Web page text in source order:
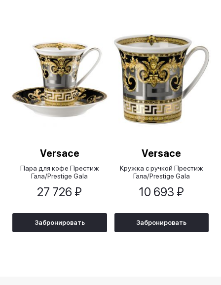
Versace
Пара для кофе Престиж
Гала/Prestige Gala
27 726 ₽
Забронировать
Versace
Кружка с ручкой Престиж
Гала/Prestige Gala
10 693 ₽
Забронировать